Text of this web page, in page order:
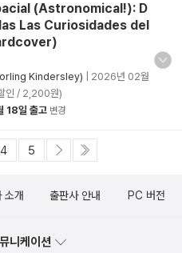
(Astronomical!): D
Las Curiosidades del
Kindersley)
2026년 02월
인 / 2,200원)
18일 출고 변경
4 5
소개 출판사 안내 PC 버전
니케이션